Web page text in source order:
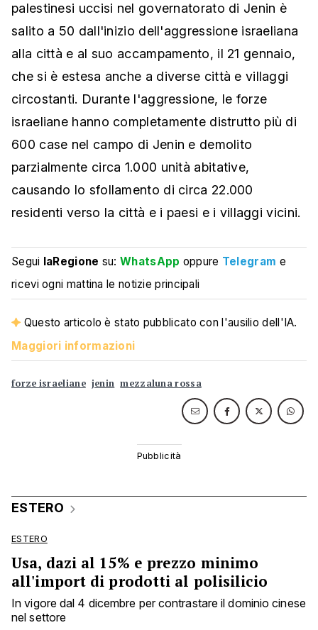
palestinesi uccisi nel governatorato di Jenin è
salito a 50 dall'inizio dell'aggressione israeliana
alla città e al suo accampamento, il 21 gennaio,
che si è estesa anche a diverse città e villaggi
circostanti. Durante l'aggressione, le forze
israeliane hanno completamente distrutto più di
600 case nel campo di Jenin e demolito
parzialmente circa 1.000 unità abitative,
causando lo sfollamento di circa 22.000
residenti verso la città e i paesi e i villaggi vicini.
Segui laRegione su:WhatsApp oppure Telegram e
ricevi ogni mattina le notizie principali
Questo articolo è stato pubblicato con l'ausilio dell'IA.
Maggiori informazioni
forze israeliane jenin mezzaluna rossa
ESTERO
ESTERO
Usa, dazi al 15% e prezzo minimo
all'import di prodotti al polisilicio
In vigore dal 4 dicembre per contrastare il dominio cinese
nel settore